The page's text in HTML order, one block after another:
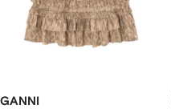
GANNI